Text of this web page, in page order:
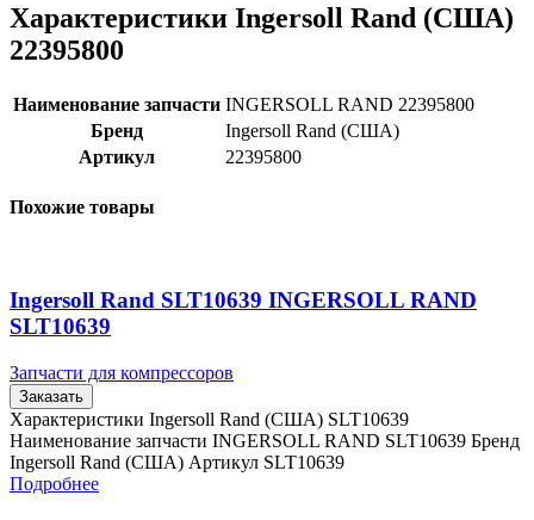
Характеристики Ingersoll Rand (США)
22395800
Наименование запчасти INGERSOLL RAND 22395800
Бренд
Ingersoll Rand (США)
Артикул
22395800
Похожие товары
Ingersoll Rand SLT10639 INGERSOLL RAND
SLT10639
Запчасти для компрессоров
Заказать
Характеристики Ingersoll Rand (США) SLT10639
Наименование запчасти INGERSOLL RAND SLT10639 Бренд
Ingersoll Rand (США) Артикул SLT10639
Подробнее